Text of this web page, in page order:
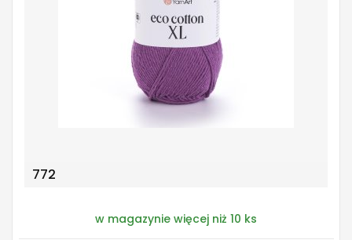
772
w magazynie więcej niż 10 ks